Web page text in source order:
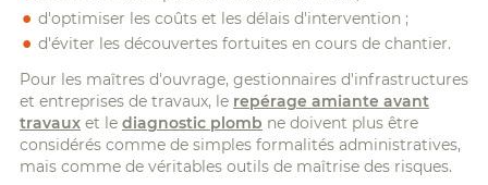
d'optimiser les coûts et les délais d'intervention ;
d'éviter les découvertes fortuites en cours de chantier.
Pour les maîtres d'ouvrage, gestionnaires d'infrastructures
et entreprises de travaux, le repérage amiante avant
travaux et le diagnostic plomb ne doivent plus être
considérés comme de simples formalités administratives,
mais comme de véritables outils de maîtrise des risques.